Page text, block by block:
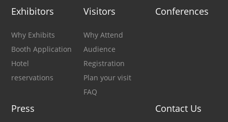
Exhibitors
Why Exhibits
Booth Application
Hotel
reservations
Visitors
Why Attend
Audience
Registration
Plan your visit
FAQ
Conferences
Press Contact Us